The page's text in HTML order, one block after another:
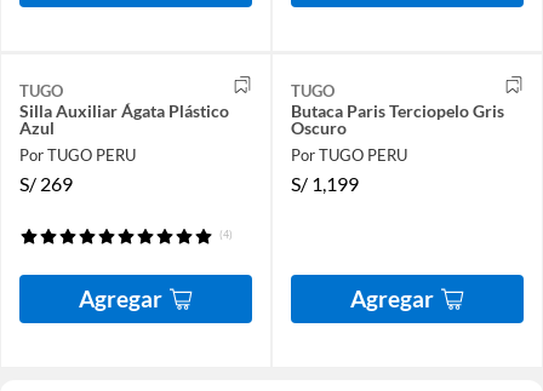
TUGO
Silla Auxiliar Ágata Plástico
Azul
Por TUGO PERU
S/ 269
(4)
Agregar
TUGO
Butaca Paris Terciopelo Gris
Oscuro
Por TUGO PERU
S/ 1,199
Agregar